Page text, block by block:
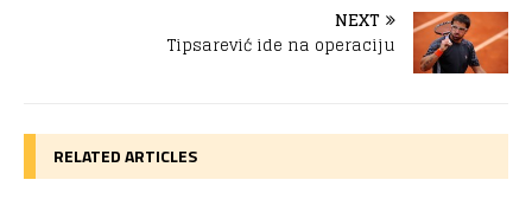
NEXT
Tipsarević ide na operaciju
RELATED ARTICLES